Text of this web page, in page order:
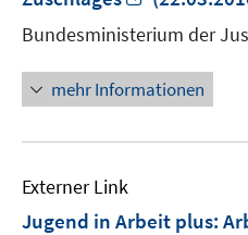
neuem
Fenster
öffnen
Bundesministerium der
mehr Informationen
Externer Link
Jugend in Arbeit plus: